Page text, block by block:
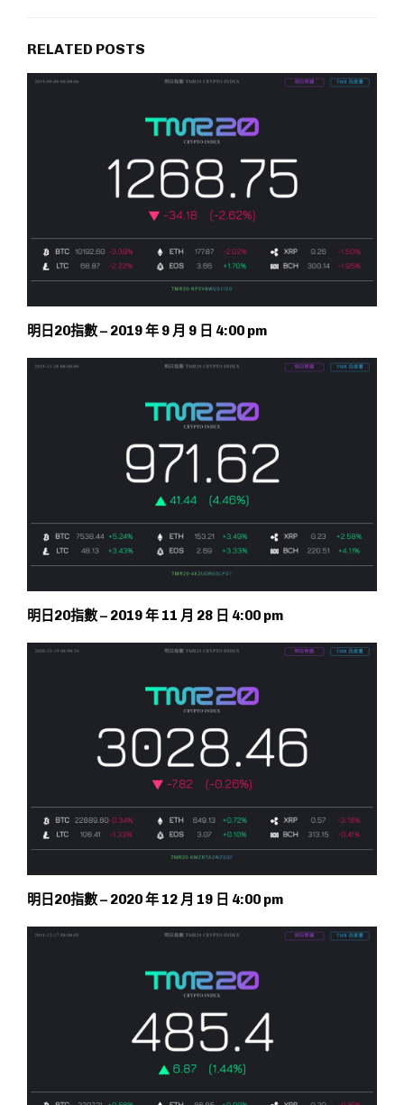
RELATED POSTS
明日20指數 – 2019 年 9 月 9 日 4:00 pm
明日20指數 – 2019 年 11 月 28 日 4:00 pm
明日20指數 – 2020 年 12 月 19 日 4:00 pm